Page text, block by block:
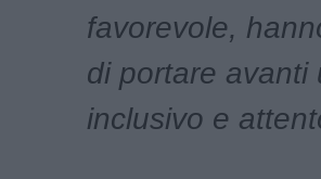
favorevole,
di portare avanti
inclusivo e